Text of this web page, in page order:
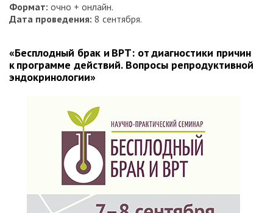
Формат: очно + онлайн.
Дата проведения: 8 сентября.
«Бесплодный брак и ВРТ: от диагностики причин
к программе действий. Вопросы репродуктивной
эндокринологии»